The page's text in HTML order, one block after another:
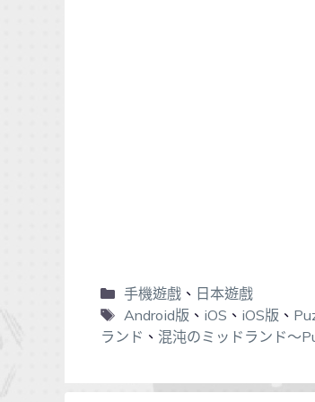
手機遊戲、 日本遊戲
Android版 、 iOS 、 iOS版 、
ランド 、 混沌のミッドランド～